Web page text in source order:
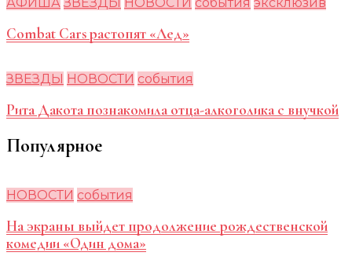
Combat Cars растопят «Лед»
ЗВЕЗДЫ НОВОСТИ события
Рита Дакота познакомила отца-алкоголика с внучкой
Популярное
НОВОСТИ события
На экраны выйдет продолжение рождественской
комедии «Один дома»